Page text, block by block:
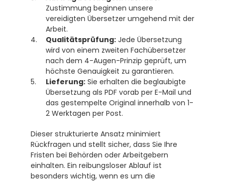
Zustimmung beginnen unsere
vereidigten Übersetzer umgehend mit der
Arbeit.
Qualitätsprüfung: Jede Übersetzung
wird von einem zweiten Fachübersetzer
nach dem 4-Augen-Prinzip geprüft, um
höchste Genauigkeit zu garantieren.
Lieferung: Sie erhalten die beglaubigte
Übersetzung als PDF vorab per E-Mail und
das gestempelte Original innerhalb von 1-
2 Werktagen per Post.
Dieser strukturierte Ansatz minimiert
Rückfragen und stellt sicher, dass Sie Ihre
Fristen bei Behörden oder Arbeitgebern
einhalten. Ein reibungsloser Ablauf ist